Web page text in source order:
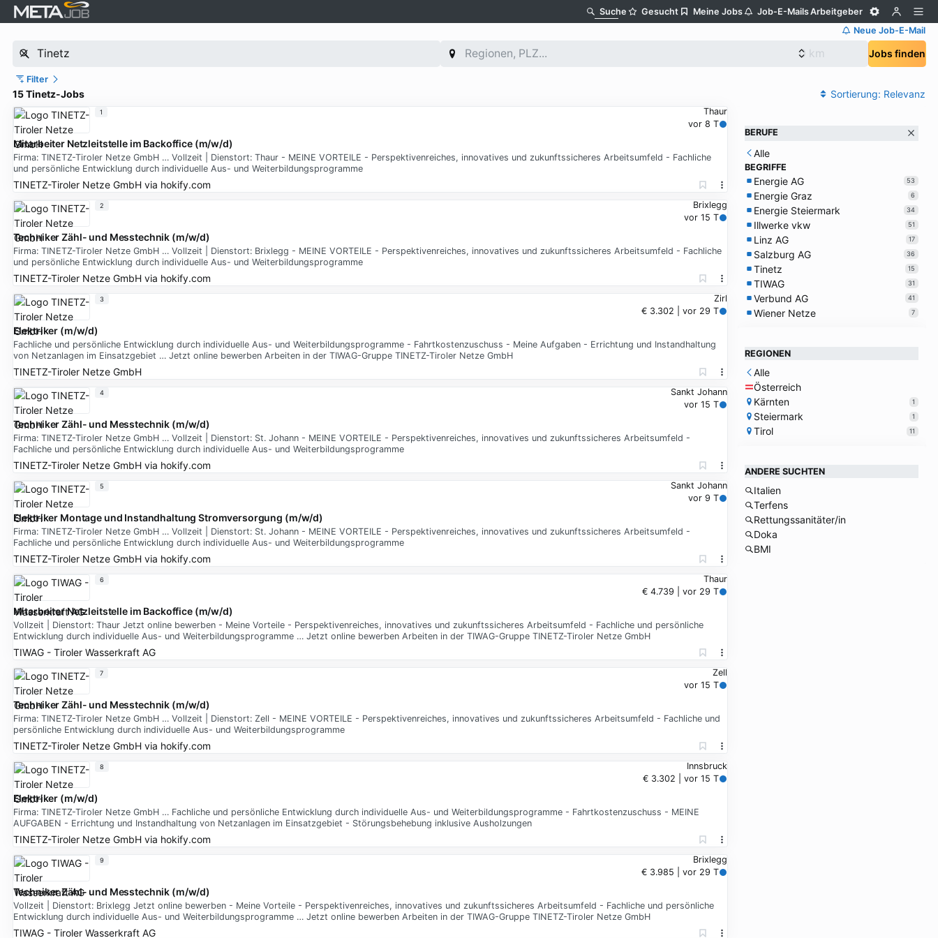
Suche Gesucht Meine Jobs Job-E-MailsArbeitgeber
Neue Job-E-Mail
Jobs finden
Filter
15 Tinetz-Jobs Sortierung: Relevanz
Thaur
vor 8 T
Mitarbeiter Netzleitstelle im Backoffice (m/w/d)
Firma: TINETZ-Tiroler Netze GmbH … Vollzeit | Dienstort: Thaur - MEINE VORTEILE - Perspektivenreiches, innovatives und zukunftssicheres Arbeitsumfeld - Fachliche
und persönliche Entwicklung durch individuelle Aus- und Weiterbildungsprogramme
TINETZ-Tiroler Netze GmbHvia hokify.com
1
Brixlegg
vor 15 T
Techniker Zähl- und Messtechnik (m/w/d)
Firma: TINETZ-Tiroler Netze GmbH … Vollzeit | Dienstort: Brixlegg - MEINE VORTEILE - Perspektivenreiches, innovatives und zukunftssicheres Arbeitsumfeld - Fachliche
und persönliche Entwicklung durch individuelle Aus- und Weiterbildungsprogramme
TINETZ-Tiroler Netze GmbHvia hokify.com
2
Zirl
€ 3.302 | vor 29 T
Elektriker (m/w/d)
Fachliche und persönliche Entwicklung durch individuelle Aus- und Weiterbildungsprogramme - Fahrtkostenzuschuss - Meine Aufgaben - Errichtung und Instandhaltung
von Netzanlagen im Einsatzgebiet … Jetzt online bewerben Arbeiten in der TIWAG-Gruppe TINETZ-Tiroler Netze GmbH
TINETZ-Tiroler Netze GmbH
3
Sankt Johann
vor 15 T
Techniker Zähl- und Messtechnik (m/w/d)
Firma: TINETZ-Tiroler Netze GmbH … Vollzeit | Dienstort: St. Johann - MEINE VORTEILE - Perspektivenreiches, innovatives und zukunftssicheres Arbeitsumfeld -
Fachliche und persönliche Entwicklung durch individuelle Aus- und Weiterbildungsprogramme
TINETZ-Tiroler Netze GmbHvia hokify.com
4
Sankt Johann
vor 9 T
Elektriker Montage und Instandhaltung Stromversorgung (m/w/d)
Firma: TINETZ-Tiroler Netze GmbH … Vollzeit | Dienstort: St. Johann - MEINE VORTEILE - Perspektivenreiches, innovatives und zukunftssicheres Arbeitsumfeld -
Fachliche und persönliche Entwicklung durch individuelle Aus- und Weiterbildungsprogramme
TINETZ-Tiroler Netze GmbHvia hokify.com
5
Thaur
€ 4.739 | vor 29 T
Mitarbeiter Netzleitstelle im Backoffice (m/w/d)
Vollzeit | Dienstort: Thaur Jetzt online bewerben - Meine Vorteile - Perspektivenreiches, innovatives und zukunftssicheres Arbeitsumfeld - Fachliche und persönliche
Entwicklung durch individuelle Aus- und Weiterbildungsprogramme … Jetzt online bewerben Arbeiten in der TIWAG-Gruppe TINETZ-Tiroler Netze GmbH
TIWAG - Tiroler Wasserkraft AG
6
Zell
vor 15 T
Techniker Zähl- und Messtechnik (m/w/d)
Firma: TINETZ-Tiroler Netze GmbH … Vollzeit | Dienstort: Zell - MEINE VORTEILE - Perspektivenreiches, innovatives und zukunftssicheres Arbeitsumfeld - Fachliche und
persönliche Entwicklung durch individuelle Aus- und Weiterbildungsprogramme
TINETZ-Tiroler Netze GmbHvia hokify.com
7
Innsbruck
€ 3.302 | vor 15 T
Elektriker (m/w/d)
Firma: TINETZ-Tiroler Netze GmbH … Fachliche und persönliche Entwicklung durch individuelle Aus- und Weiterbildungsprogramme - Fahrtkostenzuschuss - MEINE
AUFGABEN - Errichtung und Instandhaltung von Netzanlagen im Einsatzgebiet - Störungsbehebung inklusive Ausholzungen
TINETZ-Tiroler Netze GmbHvia hokify.com
8
Brixlegg
€ 3.985 | vor 29 T
Techniker Zähl- und Messtechnik (m/w/d)
Vollzeit | Dienstort: Brixlegg Jetzt online bewerben - Meine Vorteile - Perspektivenreiches, innovatives und zukunftssicheres Arbeitsumfeld - Fachliche und persönliche
Entwicklung durch individuelle Aus- und Weiterbildungsprogramme … Jetzt online bewerben Arbeiten in der TIWAG-Gruppe TINETZ-Tiroler Netze GmbH
TIWAG - Tiroler Wasserkraft AG
9
BERUFE
Alle
BEGRIFFE
Energie AG 53
Energie Graz 6
Energie Steiermark 34
Illwerke vkw 51
Linz AG 17
Salzburg AG 36
Tinetz 15
TIWAG 31
Verbund AG 41
Wiener Netze 7
REGIONEN
Alle
Österreich
Kärnten
1
Steiermark 1
Tirol 11
ANDERE SUCHTEN
Italien
Terfens
Rettungssanitäter/in
Doka
BMI